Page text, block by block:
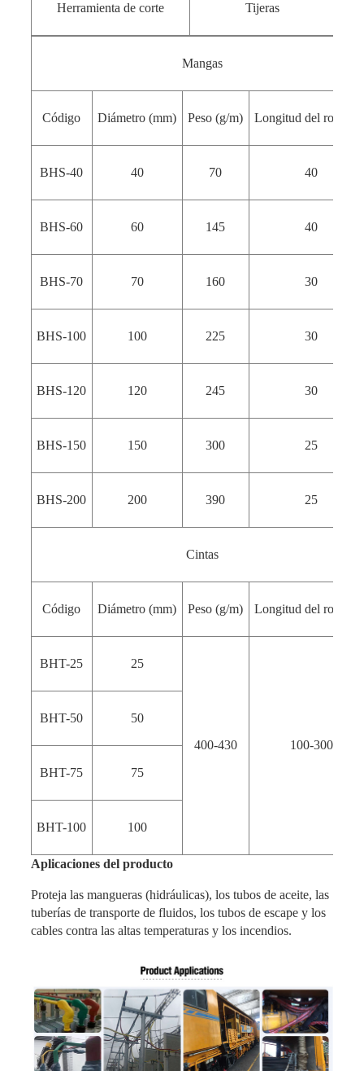
Herramienta de corte Tijeras
Mangas
Código Diámetro (mm) Peso (g/m) Longitud del rollo
BHS-40 40 70 40
BHS-60 60 145 40
BHS-70 70 160 30
BHS-100 100 225 30
BHS-120 120 245 30
BHS-150 150 300 25
BHS-200 200 390 25
Cintas
Código Diámetro (mm) Peso (g/m) Longitud del rollo
BHT-25 25
400-430 100-300
BHT-50 50
BHT-75 75
BHT-100 100
Aplicaciones del producto
Proteja las mangueras (hidráulicas), los tubos de aceite, las
tuberías de transporte de fluidos, los tubos de escape y los
cables contra las altas temperaturas y los incendios.